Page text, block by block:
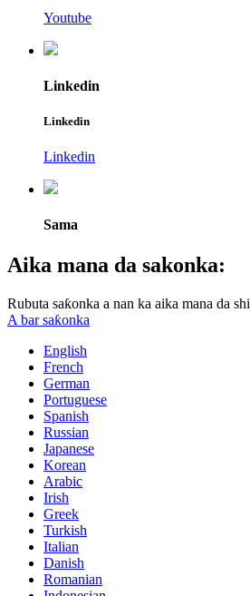
Youtube
Linkedin
Linkedin
Linkedin
Sama
Aika mana da sakonka:
Rubuta saƙonka a nan ka aika mana da shi
A bar saƙonka
English
French
German
Portuguese
Spanish
Russian
Japanese
Korean
Arabic
Irish
Greek
Turkish
Italian
Danish
Romanian